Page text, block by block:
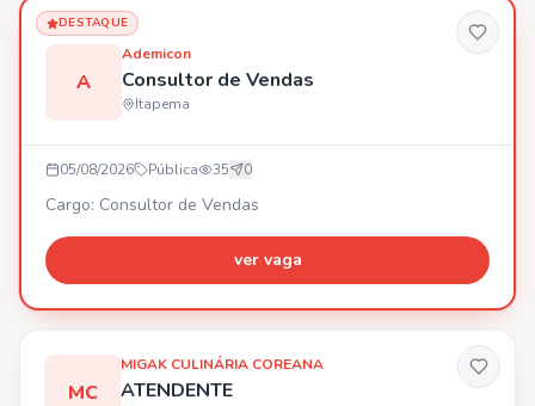
DESTAQUE
A
Ademicon
Consultor de Vendas
Itapema
05/08/2026 Pública 35 0
Cargo: Consultor de Vendas
ver vaga
MC
MIGAK CULINÁRIA COREANA
ATENDENTE